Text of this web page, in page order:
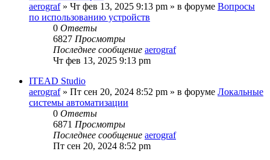
aerograf» Чт фев 13, 2025 9:13 pm » в форуме Вопросы
по использованию устройств
0 Ответы
6827 Просмотры
Последнее сообщение aerograf
Чт фев 13, 2025 9:13 pm
ITEAD Studio
aerograf» Пт сен 20, 2024 8:52 pm » в форуме Локальные
системы автоматизации
0 Ответы
6871 Просмотры
Последнее сообщение aerograf
Пт сен 20, 2024 8:52 pm